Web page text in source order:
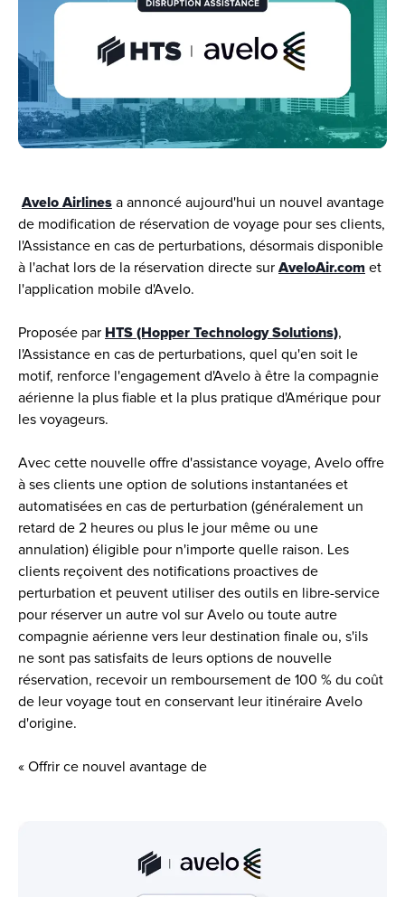
Avelo Airlines a annoncé aujourd'hui un nouvel avantage
de modification de réservation de voyage pour ses clients,
l'Assistance en cas de perturbations, désormais disponible
à l'achat lors de la réservation directe sur AveloAir.com et
l'application mobile d'Avelo.
Proposée par HTS (Hopper Technology Solutions),
l'Assistance en cas de perturbations, quel qu'en soit le
motif, renforce l'engagement d'Avelo à être la compagnie
aérienne la plus fiable et la plus pratique d'Amérique pour
les voyageurs.
Avec cette nouvelle offre d'assistance voyage, Avelo offre
à ses clients une option de solutions instantanées et
automatisées en cas de perturbation (généralement un
retard de 2 heures ou plus le jour même ou une
annulation) éligible pour n'importe quelle raison. Les
clients reçoivent des notifications proactives de
perturbation et peuvent utiliser des outils en libre-service
pour réserver un autre vol sur Avelo ou toute autre
compagnie aérienne vers leur destination finale ou, s'ils
ne sont pas satisfaits de leurs options de nouvelle
réservation, recevoir un remboursement de 100 % du coût
de leur voyage tout en conservant leur itinéraire Avelo
d'origine.
« Offrir ce nouvel avantage de